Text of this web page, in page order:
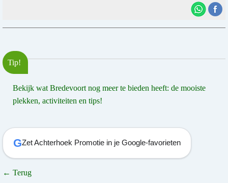
Tip!
Bekijk wat Bredevoort nog meer te bieden heeft: de mooiste
plekken, activiteiten en tips!
GZet Achterhoek Promotie in je Google-favorieten
← Terug